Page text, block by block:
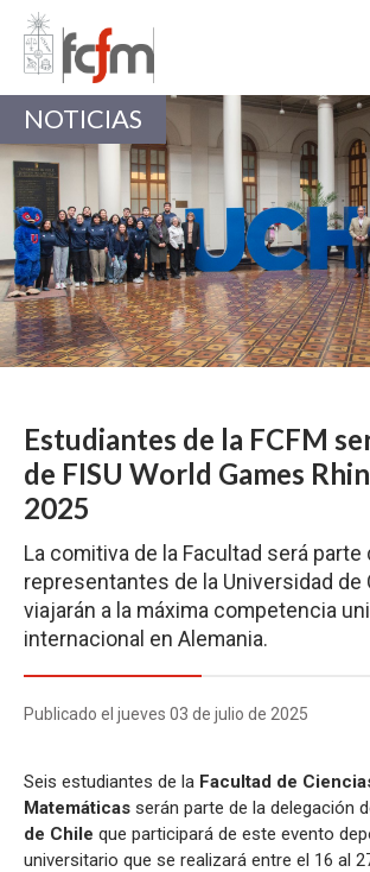
Estudiantes
Académicas/os
NOTICIAS
Estudiantes de la FCFM
de FISU World Games
2025
La comitiva de la Facultad será parte
representantes de la Universidad de
viajarán a la máxima competencia
internacional en Alemania.
Publicado el jueves 03 de julio de 2025
Seis estudiantes de la Facultad de
Matemáticas serán parte de la delegación
de Chile que participará de este evento
universitario que se realizará entre el 16 al